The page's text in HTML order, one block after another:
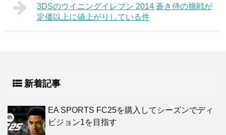
3DSのウイニングイレブン 2014 蒼き侍の挑戦が
定価以上に値上がりしている件
新着記事
EA SPORTS FC25を購入してシーズンでディ
ビジョン1を目指す